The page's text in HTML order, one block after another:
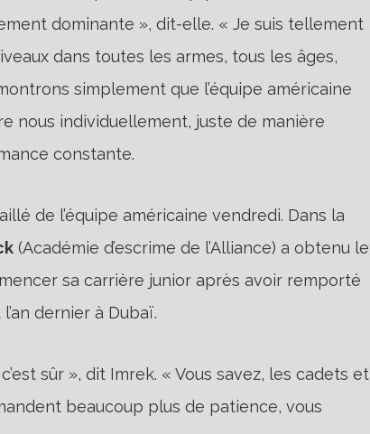
dominante », dit-elle. « Je suis tellement
dans toutes les armes, tous les âges,
simplement que l’équipe américaine
nous individuellement, juste de manière
constante.
de l’équipe américaine vendredi. Dans la
(Académie d’escrime de l’Alliance) a obtenu le
sa carrière junior après avoir remporté
dernier à Dubaï.
sûr », dit Imrek. « Vous savez, les cadets et
beaucoup plus de patience, vous